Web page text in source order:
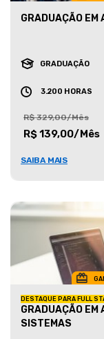
GRADUAÇÃO EM
GRADUAÇÃO
3.200 HORAS
R$ 329,00/Mês
R$ 139,00/Mês
SAIBA MAIS
DESTAQUE PARA FULL
GRADUAÇÃO EM
SISTEMAS